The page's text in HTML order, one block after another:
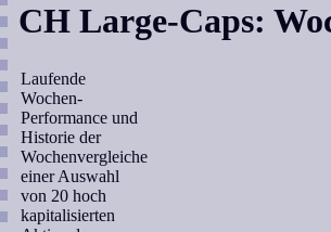
CH Large-Caps:
Laufende
Wochen-
Performance und
Historie der
Wochenvergleiche
einer Auswahl
von 20 hoch
kapitalisierten